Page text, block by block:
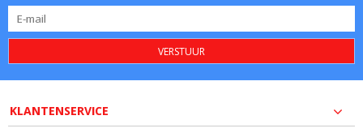
VERSTUUR
KLANTENSERVICE